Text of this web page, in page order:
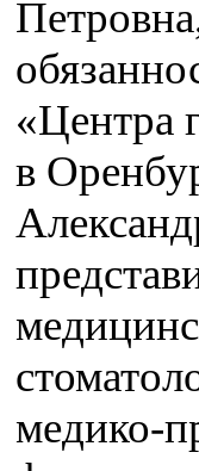
«Центра
в
медико-